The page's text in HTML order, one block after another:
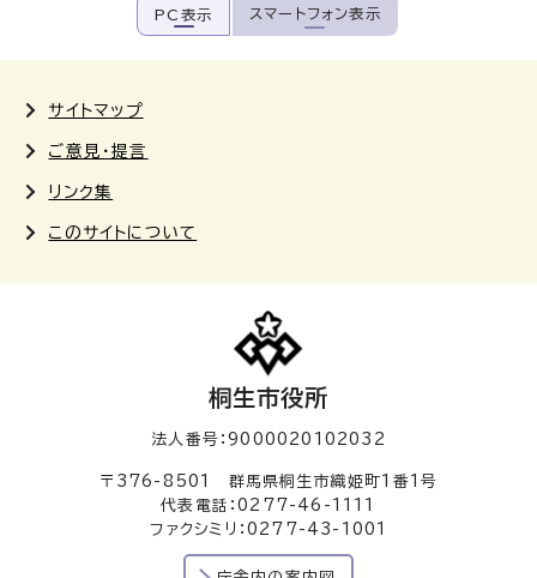
PC表示 スマートフォン表示
サイトマップ
ご意見・提言
リンク集
このサイトについて
桐生市役所
法人番号：9000020102032
〒376-8501 群馬県桐生市織姫町1番1号
代表電話：0277-46-1111
ファクシミリ：0277-43-1001